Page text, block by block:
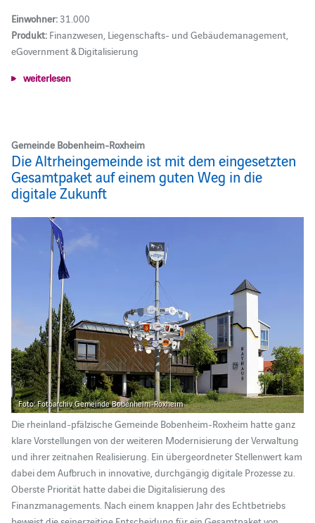
Einwohner:31.000
Produkt:Finanzwesen, Liegenschafts- und Gebäudemanagement,
eGovernment & Digitalisierung
weiterlesen
Gemeinde Bobenheim-Roxheim
Die Altrheingemeinde ist mit dem eingesetzten
Gesamtpaket auf einem guten Weg in die
digitale Zukunft
Foto: Fotoarchiv Gemeinde Bobenheim-Roxheim
Die rheinland-pfälzische Gemeinde Bobenheim-Roxheim hatte ganz
klare Vorstellungen von der weiteren Modernisierung der Verwaltung
und ihrer zeitnahen Realisierung. Ein übergeordneter Stellenwert kam
dabei dem Aufbruch in innovative, durchgängig digitale Prozesse zu.
Oberste Priorität hatte dabei die Digitalisierung des
Finanzmanagements. Nach einem knappen Jahr des Echtbetriebs